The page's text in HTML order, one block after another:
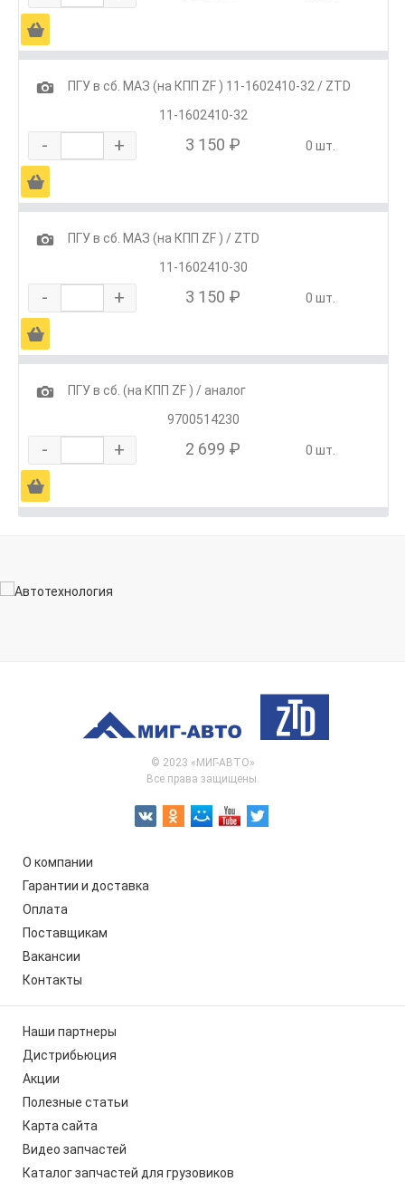
Ä
1
ПГУ в сб. МАЗ (на КПП ZF ) 11-1602410-32 / ZTD
11-1602410-32
- + 3 150 ₽ 0 шт.
Ä
1
ПГУ в сб. МАЗ (на КПП ZF ) / ZTD
11-1602410-30
- + 3 150 ₽ 0 шт.
Ä
1
ПГУ в сб. (на КПП ZF ) / аналог
9700514230
- + 2 699 ₽ 0 шт.
Ä
© 2023 «МИГ-АВТО»
Все права защищены.
О компании
Гарантии и доставка
Оплата
Поставщикам
Вакансии
Контакты
Наши партнеры
Дистрибьюция
Акции
Полезные статьи
Карта сайта
Видео запчастей
Каталог запчастей для грузовиков